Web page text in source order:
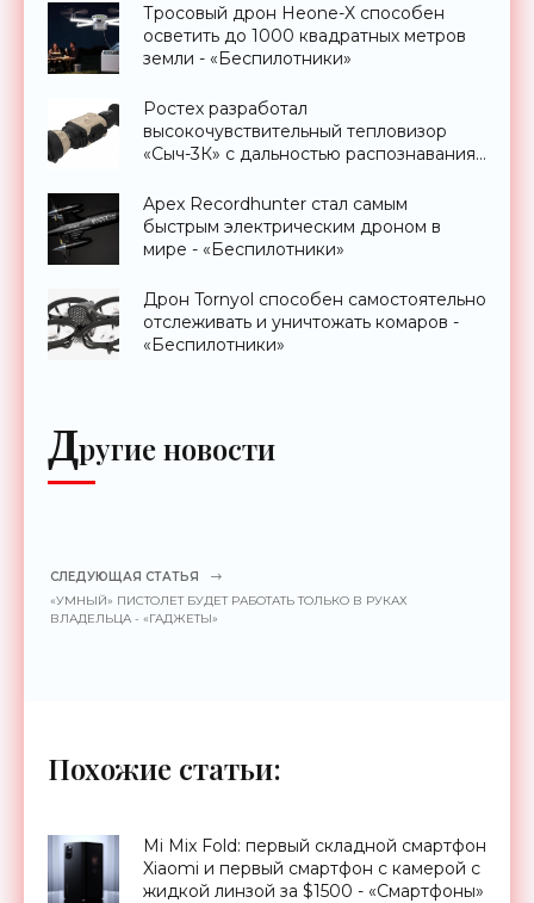
Тросовый дрон Heone-X способен
осветить до 1000 квадратных метров
земли - «Беспилотники»
Ростех разработал
высокочувствительный тепловизор
«Сыч-3К» с дальностью распознавания
Apex Recordhunter стал самым
быстрым электрическим дроном в
мире - «Беспилотники»
Дрон Tornyol способен самостоятельно
отслеживать и уничтожать комаров -
«Беспилотники»
Другие новости
СЛЕДУЮЩАЯ СТАТЬЯ
«УМНЫЙ» ПИСТОЛЕТ БУДЕТ РАБОТАТЬ ТОЛЬКО В РУКАХ
ВЛАДЕЛЬЦА - «ГАДЖЕТЫ»
Похожие статьи:
Mi Mix Fold: первый складной смартфон
Xiaomi и первый смартфон с камерой с
жидкой линзой за $1500 - «Смартфоны»